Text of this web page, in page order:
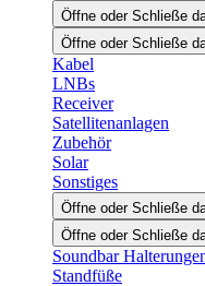
Öffne oder Schließe
Öffne oder Schließe
Kabel
LNBs
Receiver
Satellitenanlagen
Zubehör
Solar
Sonstiges
Öffne oder Schließe
Öffne oder Schließe
Soundbar
Standfüße